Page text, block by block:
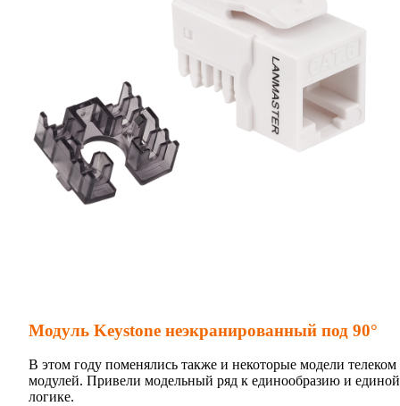
Модуль Keystone неэкранированный под 90°
В этом году поменялись также и некоторые модели телеком
модулей. Привели модельный ряд к единообразию и единой
логике.